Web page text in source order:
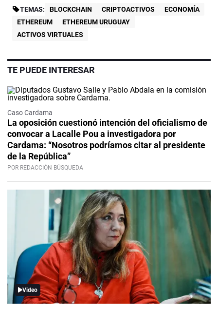
TEMAS: BLOCKCHAIN CRIPTOACTIVOS
ECONOMÍA
ETHEREUM
ETHEREUM URUGUAY
ACTIVOS VIRTUALES
TE PUEDE INTERESAR
Caso Cardama
La oposición cuestionó intención del oficialismo de
convocar a Lacalle Pou a investigadora por
Cardama: “Nosotros podríamos citar al presidente
de la República”
POR REDACCIÓN BÚSQUEDA
Video